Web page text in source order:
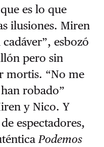
es lo que
ilusiones. Miren
esbozó
pero sin
mortis. “No me
robado”
y Nico. Y
espectadores,
Podemos